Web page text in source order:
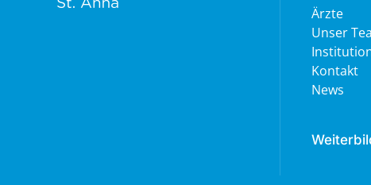
Ärzte
Unser
Kontakt
News